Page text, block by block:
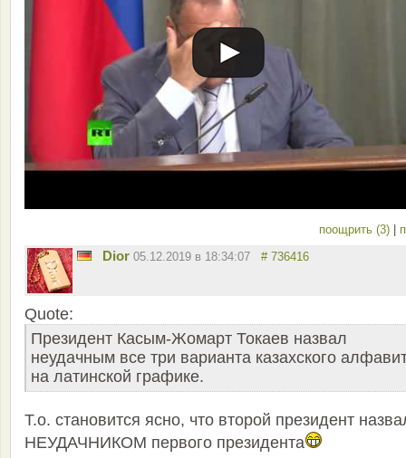
поощрить (3) |
Dior 05.12.2019 в 18:34:07 # 736416
Quote:
Президент Касым-Жомарт Токаев назвал
неудачным все три варианта казахского
на латинской графике.
Т.о. становится ясно, что второй президент
НЕУДАЧНИКОМ первого президента